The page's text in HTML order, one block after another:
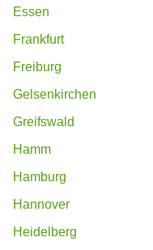
Essen
Frankfurt
Freiburg
Gelsenkirchen
Greifswald
Hamm
Hamburg
Hannover
Heidelberg